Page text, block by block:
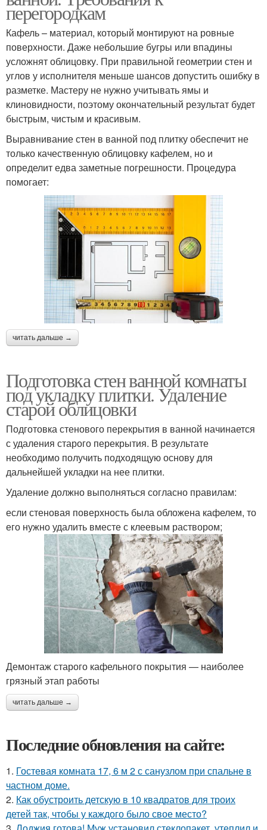
перегородкам
Кафель – материал, который монтируют на ровные
поверхности. Даже небольшие бугры или впадины
усложнят облицовку. При правильной геометрии стен и
углов у исполнителя меньше шансов допустить ошибку в
разметке. Мастеру не нужно учитывать ямы и
клиновидности, поэтому окончательный результат будет
быстрым, чистым и красивым.
Выравнивание стен в ванной под плитку обеспечит не
только качественную облицовку кафелем, но и
определит едва заметные погрешности. Процедура
помогает:
читать дальше →
Подготовка стен ванной комнаты
под укладку плитки. Удаление
старой облицовки
Подготовка стенового перекрытия в ванной начинается
с удаления старого перекрытия. В результате
необходимо получить подходящую основу для
дальнейшей укладки на нее плитки.
Удаление должно выполняться согласно правилам:
если стеновая поверхность была обложена кафелем, то
его нужно удалить вместе с клеевым раствором;
Демонтаж старого кафельного покрытия — наиболее
грязный этап работы
читать дальше →
Последние обновления на сайте:
1. Гостевая комната 17, 6 м 2 с санузлом при спальне в
частном доме.
2. Как обустроить детскую в 10 квадратов для троих
детей так, чтобы у каждого было свое место?